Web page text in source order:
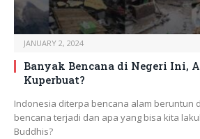
JANUARY 2, 2024
Banyak Bencana di Negeri Ini,
Kuperbuat?
Indonesia diterpa bencana alam beruntun
bencana terjadi dan apa yang bisa kita
Buddhis?